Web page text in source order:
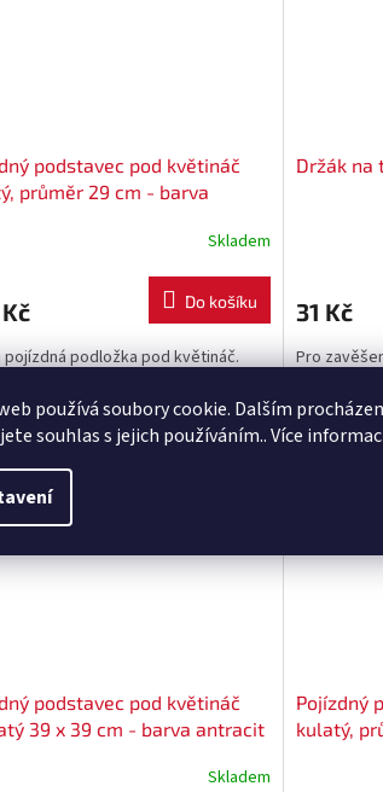
používá soubory cookie. Dalším
souhlas s jejich používáním.. Více
podstavec pod květináč
průměr 29 cm - barva
Skladem
Do košíku
pojízdná podložka pod květináč.
Držák na
31 Kč
Pro
Uvedená
podstavec pod květináč
39 x 39 cm - barva antracit
Skladem
Kód:
Pojízdný
kulatý,